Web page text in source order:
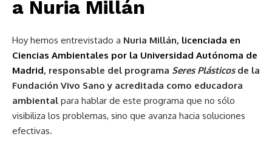
a Nuria Millán
Hoy hemos entrevistado a Nuria Millán, licenciada en
Ciencias Ambientales por la Universidad Autónoma de
Madrid, responsable del programa Seres Plásticosde la
Fundación Vivo Sano y acreditada como educadora
ambiental para hablar de este programa que no sólo
visibiliza los problemas, sino que avanza hacia soluciones
efectivas.